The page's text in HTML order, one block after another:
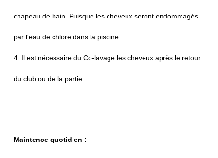
chapeau de bain. Puisque les cheveux seront endommagés
par l'eau de chlore dans la piscine.
4. Il est nécessaire du Co-lavage les cheveux après le retour
du club ou de la partie.
Maintence quotidien :